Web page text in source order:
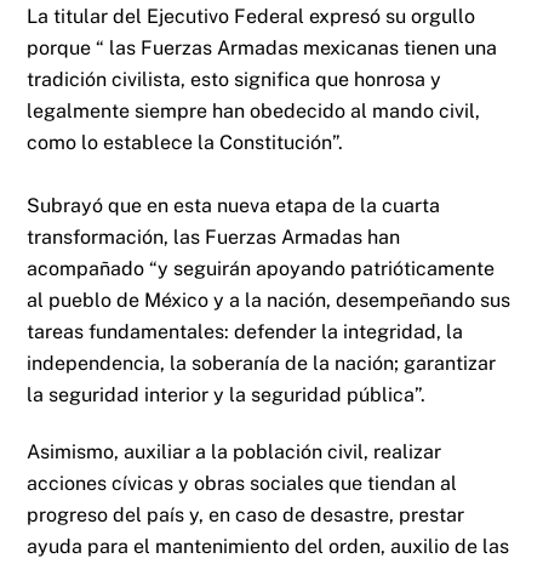
La titular del Ejecutivo Federal expresó su orgullo
porque “ las Fuerzas Armadas mexicanas tienen una
tradición civilista, esto significa que honrosa y
legalmente siempre han obedecido al mando civil,
como lo establece la Constitución”.
Subrayó que en esta nueva etapa de la cuarta
transformación, las Fuerzas Armadas han
acompañado “y seguirán apoyando patrióticamente
al pueblo de México y a la nación, desempeñando sus
tareas fundamentales: defender la integridad, la
independencia, la soberanía de la nación; garantizar
la seguridad interior y la seguridad pública”.
Asimismo, auxiliar a la población civil, realizar
acciones cívicas y obras sociales que tiendan al
progreso del país y, en caso de desastre, prestar
ayuda para el mantenimiento del orden, auxilio de las